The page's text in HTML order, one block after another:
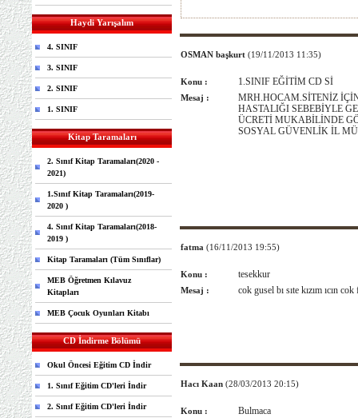
Haydi Yarışalım
4. SINIF
3. SINIF
2. SINIF
1. SINIF
Kitap Taramaları
2. Sınıf Kitap Taramaları(2020 -
2021)
1.Sınıf Kitap Taramaları(2019-
2020 )
4. Sınıf Kitap Taramaları(2018-
2019 )
Kitap Taramaları (Tüm Sınıflar)
MEB Öğretmen Kılavuz
Kitapları
MEB Çocuk Oyunları Kitabı
CD İndirme Bölümü
Okul Öncesi Eğitim CD İndir
1. Sınıf Eğitim CD'leri İndir
2. Sınıf Eğitim CD'leri İndir
OSMAN başkurt (19/11/2013 11:35)
Konu : 1.SINIF EĞİTİM CD Sİ
Mesaj :
MRH.HOCAM.SİTENİZ
HASTALIĞI SEBEBİYLE
ÜCRETİ MUKABİLİNDE
SOSYAL GÜVENLİK İL
fatma (16/11/2013 19:55)
Konu : tesekkur
Mesaj : cok gusel bı sıte kızım ıcın
Hacı Kaan (28/03/2013 20:15)
Konu : Bulmaca